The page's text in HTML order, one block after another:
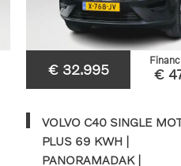
€ 32.995 €
VOLVO C40 SINGLE
PLUS 69 KWH |
PANORAMADAK |